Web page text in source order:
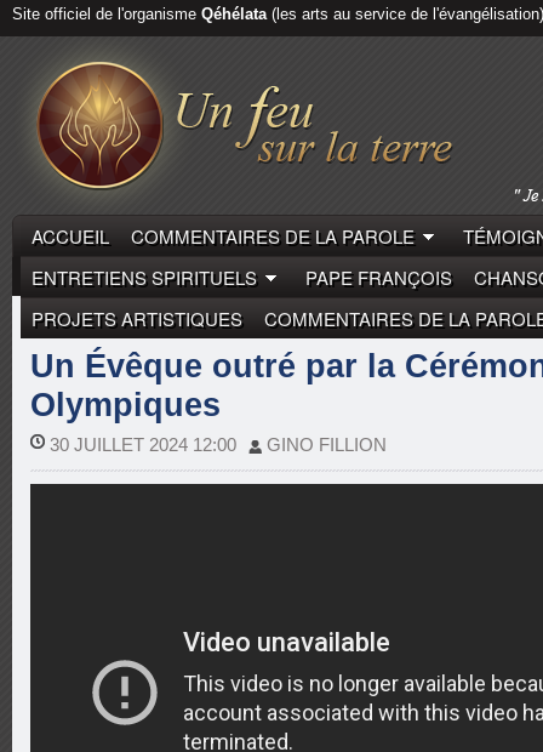
Site officiel de l'organisme Qéhélata(les arts au service de l'évangélisation)
ACCUEIL COMMENTAIRES DE LA PAROLE
ENTRETIENS SPIRITUELS
PAPE FRANÇOIS
PROJETS ARTISTIQUES
COMMENTAIRES DE LA
REPORTAGES
Un Évêque outré par la
Olympiques
30 JUILLET 2024 12:00 GINO FILLION